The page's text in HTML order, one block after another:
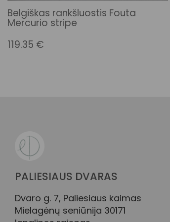
Belgiškas rankšluostis Fouta
Mercurio stripe
119.35 €
PALIESIAUS DVARAS
Dvaro g. 7, Paliesiaus kaimas
Mielagėnų seniūnija 30171